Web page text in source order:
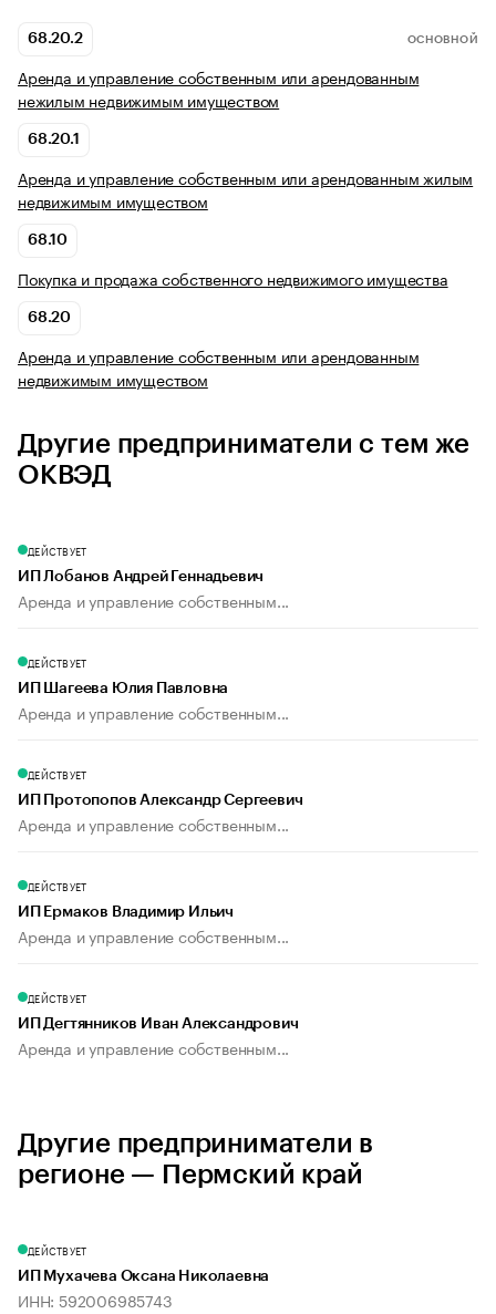
68.20.2 ОСНОВНОЙ
Аренда и управление собственным или арендованным
нежилым недвижимым имуществом
68.20.1
Аренда и управление собственным или арендованным жилым
недвижимым имуществом
68.10
Покупка и продажа собственного недвижимого имущества
68.20
Аренда и управление собственным или арендованным
недвижимым имуществом
Другие предприниматели с тем же
ОКВЭД
ДЕЙСТВУЕТ
ИП Лобанов Андрей Геннадьевич
Аренда и управление собственным...
ДЕЙСТВУЕТ
ИП Шагеева Юлия Павловна
Аренда и управление собственным...
ДЕЙСТВУЕТ
ИП Протопопов Александр Сергеевич
Аренда и управление собственным...
ДЕЙСТВУЕТ
ИП Ермаков Владимир Ильич
Аренда и управление собственным...
ДЕЙСТВУЕТ
ИП Дегтянников Иван Александрович
Аренда и управление собственным...
Другие предприниматели в
регионе — Пермский край
ДЕЙСТВУЕТ
ИП Мухачева Оксана Николаевна
ИНН: 592006985743